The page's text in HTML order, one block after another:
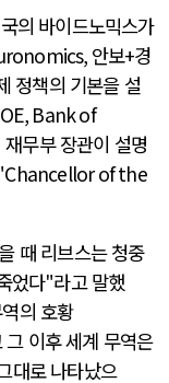
의 바이드노믹스가
안보+경
정책의 기본을 설
Bank of
무부 장관이 설명
Chancellor of the
때 리브스는 청중
었다"라고 말했
의 호황
이후 세계 무역은
대로 나타났으